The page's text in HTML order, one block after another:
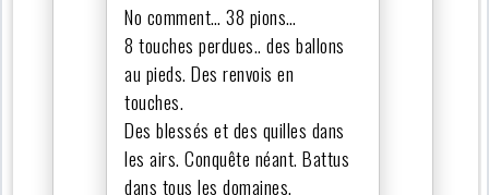
No comment… 38 pions…
8 touches perdues.. des ballons
au pieds. Des renvois en
touches.
Des blessés et des quilles dans
les airs. Conquête néant. Battus
dans tous les domaines.